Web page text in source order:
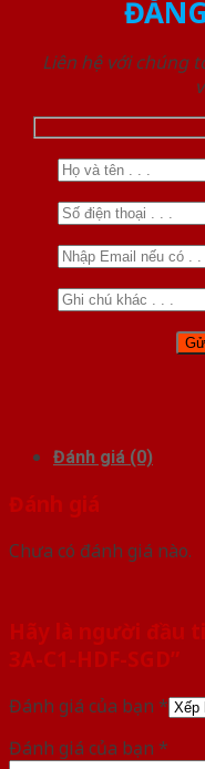
Liên hệ với chúng
Đánh giá (0)
Đánh giá
Chưa có đánh giá nào.
Hãy là người đầu
3A-C1-HDF-SGD”
Đánh giá của bạn *
Đánh giá của bạn *